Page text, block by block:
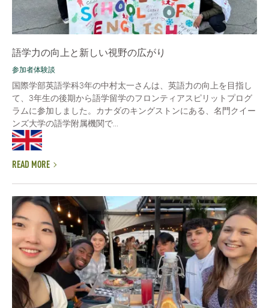
語学力の向上と新しい視野の広がり
参加者体験談
国際学部英語学科3年の中村太一さんは、英語力の向上を目指し
て、3年生の後期から語学留学のフロンティアスピリットプログ
ラムに参加しました。カナダのキングストンにある、名門クイー
ンズ大学の語学附属機関で...
READ MORE